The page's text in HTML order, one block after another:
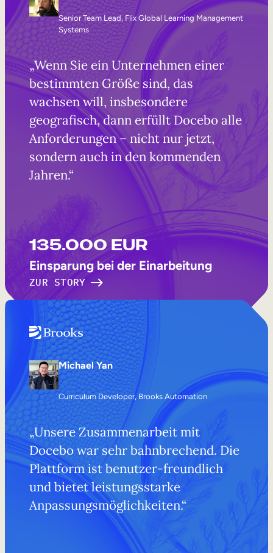
Senior Team Lead, Flix Global Learning Management
Systems
„Wenn Sie ein Unternehmen einer
bestimmten Größe sind, das
wachsen will, insbesondere
geografisch, dann erfüllt Docebo alle
Anforderungen – nicht nur jetzt,
sondern auch in den kommenden
Jahren.“
135.000 EUR
Einsparung bei der Einarbeitung
ZUR STORY
Michael Yan
Curriculum Developer, Brooks Automation
„Unsere Zusammenarbeit mit
Docebo war sehr bahnbrechend. Die
Plattform ist benutzer-freundlich
und bietet leistungsstarke
Anpassungsmöglichkeiten.“